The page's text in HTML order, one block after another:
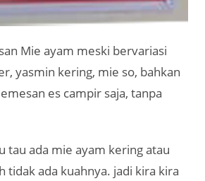
Mie ayam meski bervariasi
yasmin kering, mie so, bahkan
es campir saja, tanpa
tau ada mie ayam kering atau
tidak ada kuahnya. jadi kira kira